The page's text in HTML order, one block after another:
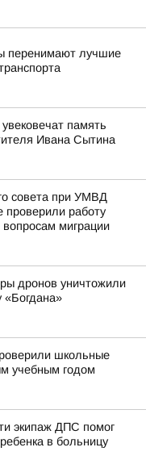
перенимают лучшие
память
Ивана Сытина
совета при УМВД
проверили работу
вопросам миграции
дронов уничтожили
«Богдана»
школьные
учебным годом
экипаж ДПС помог
в больницу